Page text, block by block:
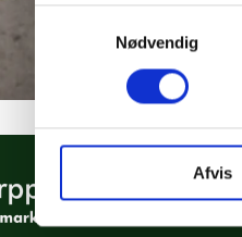
Nødvendig
Afvis